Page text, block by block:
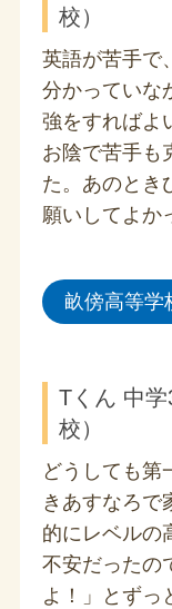
校）
英語が苦手で
分かっていな
強をすればよ
お陰で苦手も
た。あのとき
願いしてよか
畝傍高等学
Tくん 中
校）
どうしても第
きあすなろで
的にレベルの
不安だったの
よ！」とずっ